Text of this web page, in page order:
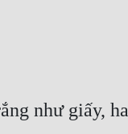
như giấy,